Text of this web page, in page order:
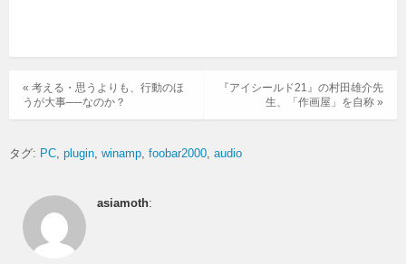
『アイシールド21』の村田雄介先
生、「作画屋」を自称 »
« 考える・思うよりも、行動のほ
うが大事──なのか？
タグ: PC plugin winamp foobar2000 audio
asiamoth: